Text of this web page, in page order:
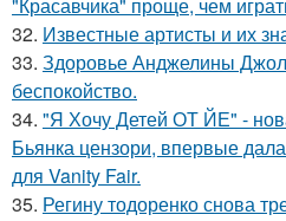
"Красавчика" проще, чем
32. Известные артисты и их
33. Здоровье Анджелины
беспокойство.
34. "Я Хочу Детей ОТ ЙЕ" -
Бьянка цензори, впервые
для Vanity Fair.
35. Регину тодоренко снова